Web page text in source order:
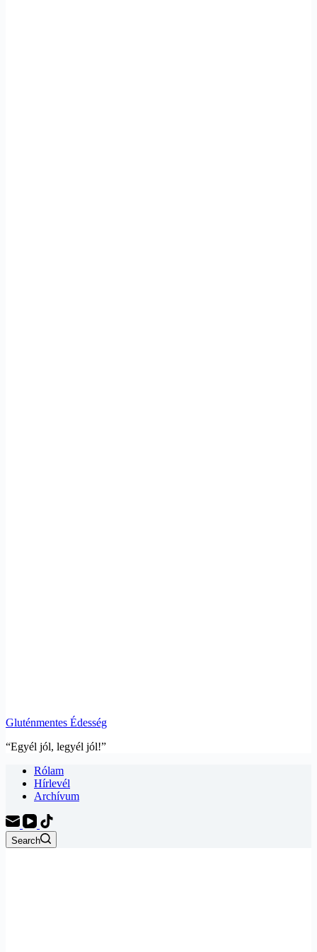
Gluténmentes Édesség
“Egyél jól, legyél jól!”
Rólam
Hírlevél
Archívum
Search